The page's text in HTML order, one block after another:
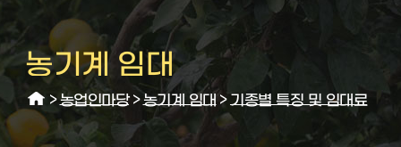
농기계 임대
>농업인마당> 농기계 임대> 기종별 특징 및 임대료